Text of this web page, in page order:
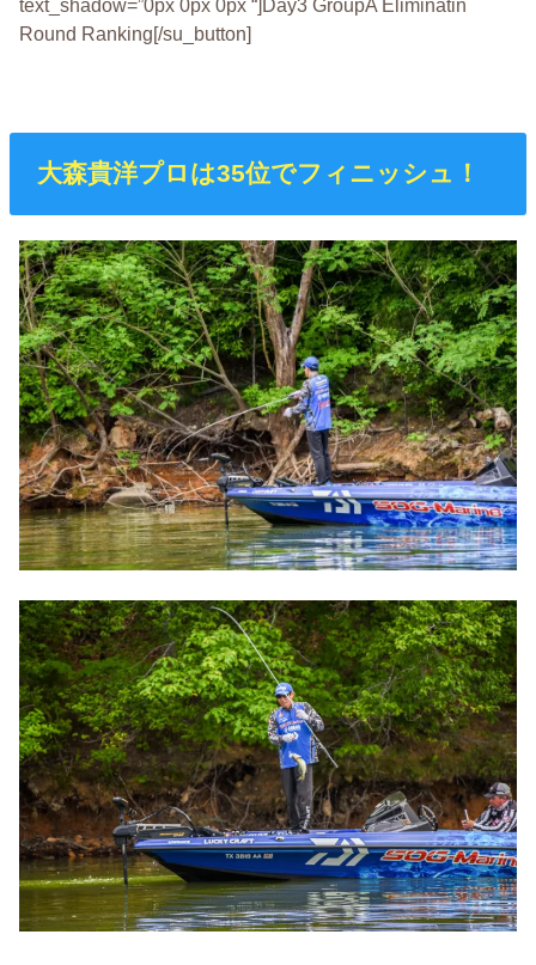
Round Ranking[/su_button]
大森貴洋プロは35位でフィニッシュ！